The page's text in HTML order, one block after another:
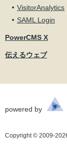
VisitorAnalytics
SAML Login
PowerCMS X
伝えるウェブ
Copyright © 2009-
powered by